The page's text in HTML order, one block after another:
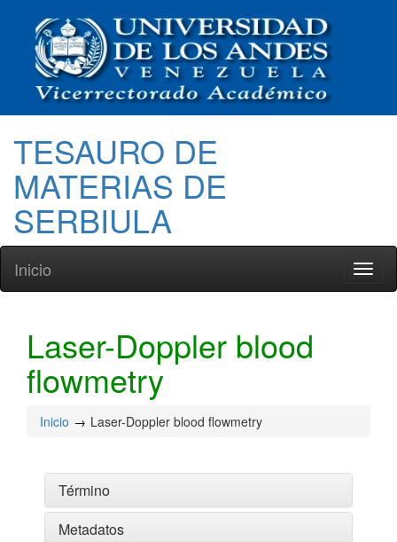
TESAURO DE
MATERIAS DE
SERBIULA
Inicio
Laser-Doppler blood
flowmetry
Inicio Laser-Doppler blood flowmetry
Término
Metadatos